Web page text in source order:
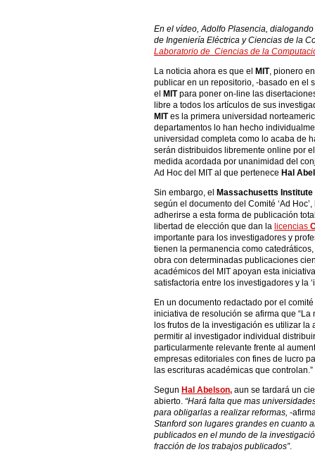
En el vídeo, Adolfo Plasencia,
de Ingeniería Eléctrica y Ciencias de la
Laboratorio de Ciencias de la
La noticia ahora es que el
MIT, pionero
publicar en un repositorio, -basado en el
el
MITpara poner on-line las
libre a todos los artículos de sus
MITes la primera universidad
departamentos lo han hecho
universidad completa como lo acaba de
serán distribuidos libremente online por
medida acordada por unanimidad del
Ad Hoc del MIT al que pertenece Hal
Sin embargo, el
Massachusetts Institute
según el documento del Comité ‘Ad
adherirse a esta forma de publicación
libertad de elección que dan la licencias
importante para los investigadores y
tienen la permanencia como
obra con determinadas publicaciones
académicos del MIT apoyan esta
satisfactoria entre los investigadores y la
En un documento redactado por el
iniciativa de resolución se afirma que
los frutos de la investigación es utilizar
permitir al investigador individual
particularmente relevante frente al
empresas editoriales con fines de lucro
las escrituras académicas que controlan.”
Segun Hal Abelson, aun se tardará un
abierto. “Hará falta que mas
para obligarlas a realizar reformas, -
Stanford son lugares grandes en cuanto
publicados en el mundo de la
fracción de los trabajos publicados”.